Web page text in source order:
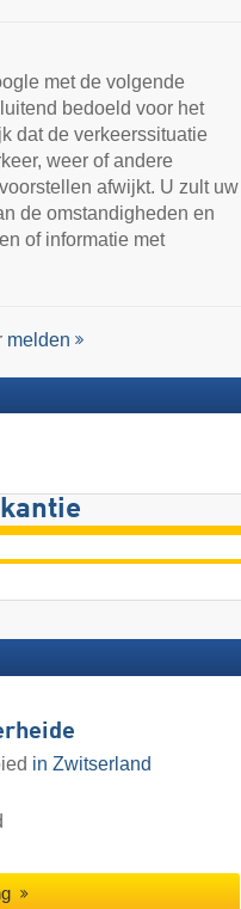
met de volgende
bedoeld voor het
dat de verkeerssituatie
weer of andere
afwijkt. U zult uw
de omstandigheden en
of informatie met
melden
in Zwitserland